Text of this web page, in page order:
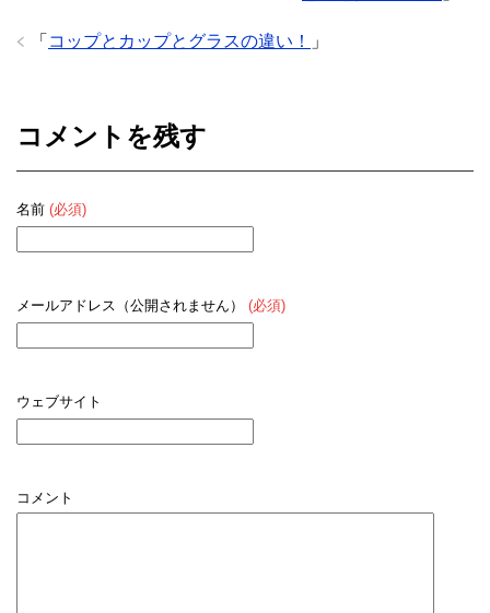
「 コップとカップとグラスの違い！ 」
コメントを残す
名前 (必須)
メールアドレス（公開されません） (必須)
ウェブサイト
コメント